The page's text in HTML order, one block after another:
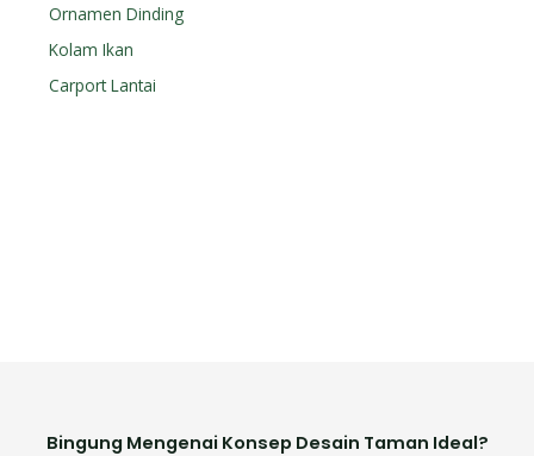
Ornamen Dinding
Kolam Ikan
Carport Lantai
Bingung Mengenai Konsep Desain Taman Ideal?